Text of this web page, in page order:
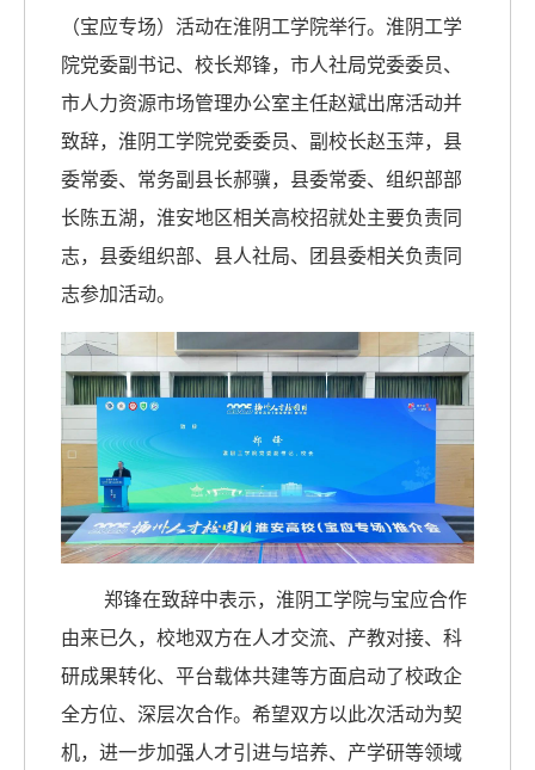
（宝应专场）活动在淮阴工学院举行。淮阴工学
院党委副书记、校长郑锋，市人社局党委委员、
市人力资源市场管理办公室主任赵斌出席活动并
致辞，淮阴工学院党委委员、副校长赵玉萍，县
委常委、常务副县长郝骥，县委常委、组织部部
长陈五湖，淮安地区相关高校招就处主要负责同
志，县委组织部、县人社局、团县委相关负责同
志参加活动。
郑锋在致辞中表示，淮阴工学院与宝应合作
由来已久，校地双方在人才交流、产教对接、科
研成果转化、平台载体共建等方面启动了校政企
全方位、深层次合作。希望双方以此次活动为契
机，进一步加强人才引进与培养、产学研等领域